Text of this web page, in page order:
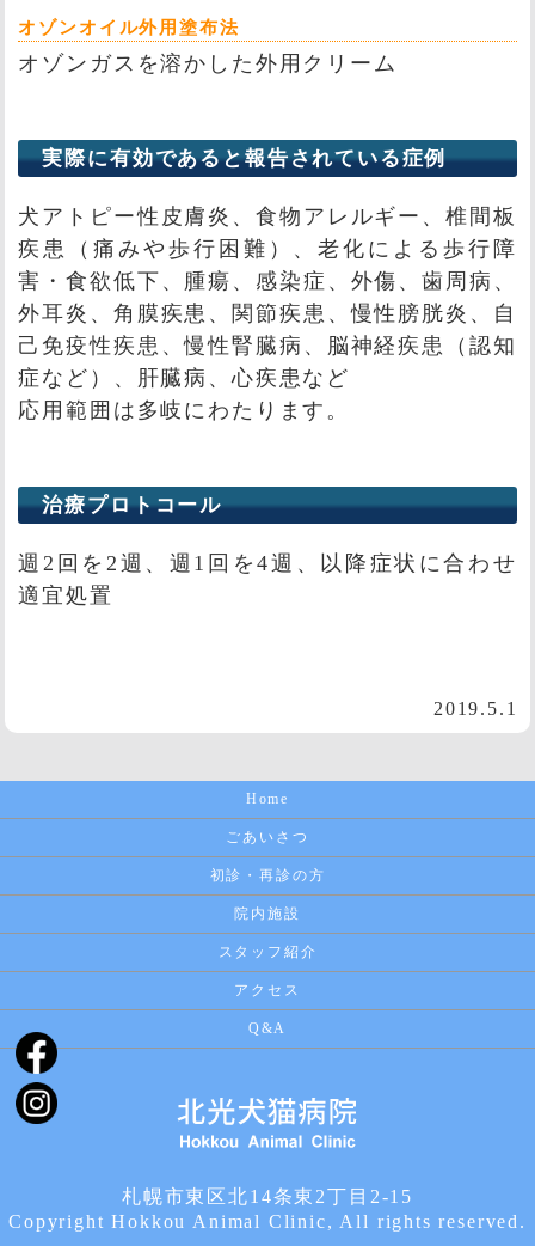
オゾンオイル外用塗布法
オゾンガスを溶かした外用クリーム
実際に有効であると報告されている症例
犬アトピー性皮膚炎、食物アレルギー、椎間板
疾患（痛みや歩行困難）、老化による歩行障
害・食欲低下、腫瘍、感染症、外傷、歯周病、
外耳炎、角膜疾患、関節疾患、慢性膀胱炎、自
己免疫性疾患、慢性腎臓病、脳神経疾患（認知
症など）、肝臓病、心疾患など
応用範囲は多岐にわたります。
治療プロトコール
週2回を2週、週1回を4週、以降症状に合わせ
適宜処置
2019.5.1
Home
ごあいさつ
初診・再診の方
院内施設
スタッフ紹介
アクセス
Q&A
札幌市東区北14条東2丁目2-15
Copyright Hokkou Animal Clinic, All rights reserved.